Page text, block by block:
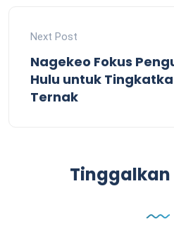
Next Post
Nagekeo Fokus
Hulu untuk
Ternak
Tinggalkan